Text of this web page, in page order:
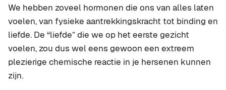
We hebben zoveel hormonen die ons van alles laten
voelen, van fysieke aantrekkingskracht tot binding en
liefde. De “liefde” die we op het eerste gezicht
voelen, zou dus wel eens gewoon een extreem
plezierige chemische reactie in je hersenen kunnen
zijn.